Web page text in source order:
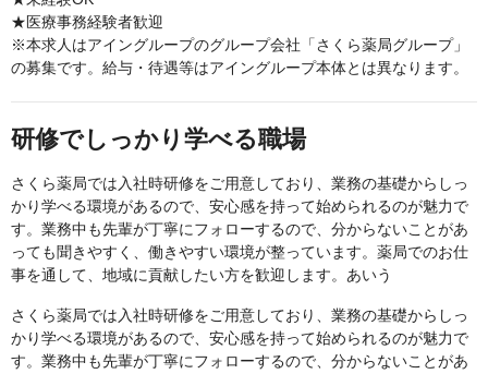
★医療事務経験者歓迎
※本求人はアイングループのグループ会社「さくら薬局グループ」
の募集です。給与・待遇等はアイングループ本体とは異なります。
研修でしっかり学べる職場
さくら薬局では入社時研修をご用意しており、業務の基礎からしっ
かり学べる環境があるので、安心感を持って始められるのが魅力で
す。業務中も先輩が丁寧にフォローするので、分からないことがあ
っても聞きやすく、働きやすい環境が整っています。薬局でのお仕
事を通して、地域に貢献したい方を歓迎します。あいう
さくら薬局では入社時研修をご用意しており、業務の基礎からしっ
かり学べる環境があるので、安心感を持って始められるのが魅力で
す。業務中も先輩が丁寧にフォローするので、分からないことがあ